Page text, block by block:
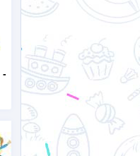
-